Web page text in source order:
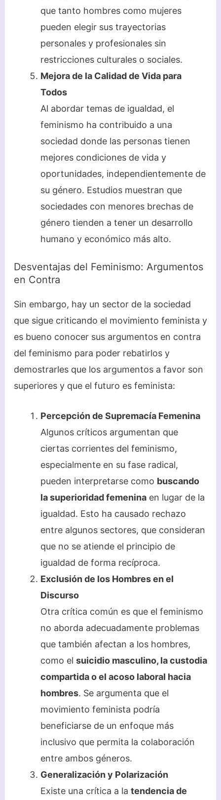
que tanto hombres como mujeres
pueden elegir sus trayectorias
personales y profesionales sin
restricciones culturales o sociales.
Mejora de la Calidad de Vida para
Todos
Al abordar temas de igualdad, el
feminismo ha contribuido a una
sociedad donde las personas tienen
mejores condiciones de vida y
oportunidades, independientemente de
su género. Estudios muestran que
sociedades con menores brechas de
género tienden a tener un desarrollo
humano y económico más alto.
Desventajas del Feminismo: Argumentos
en Contra
Sin embargo, hay un sector de la sociedad
que sigue criticando el movimiento feminista y
es bueno conocer sus argumentos en contra
del feminismo para poder rebatirlos y
demostrarles que los argumentos a favor son
superiores y que el futuro es feminista:
Percepción de Supremacía Femenina
Algunos críticos argumentan que
ciertas corrientes del feminismo,
especialmente en su fase radical,
pueden interpretarse como buscando
la superioridad femeninaen lugar de la
igualdad. Esto ha causado rechazo
entre algunos sectores, que consideran
que no se atiende el principio de
igualdad de forma recíproca.
Exclusión de los Hombres en el
Discurso
Otra crítica común es que el feminismo
no aborda adecuadamente problemas
que también afectan a los hombres,
como el suicidio masculino, la custodia
compartida o el acoso laboral hacia
hombres. Se argumenta que el
movimiento feminista podría
beneficiarse de un enfoque más
inclusivo que permita la colaboración
entre ambos géneros.
Generalización y Polarización
Existe una crítica a la tendencia de